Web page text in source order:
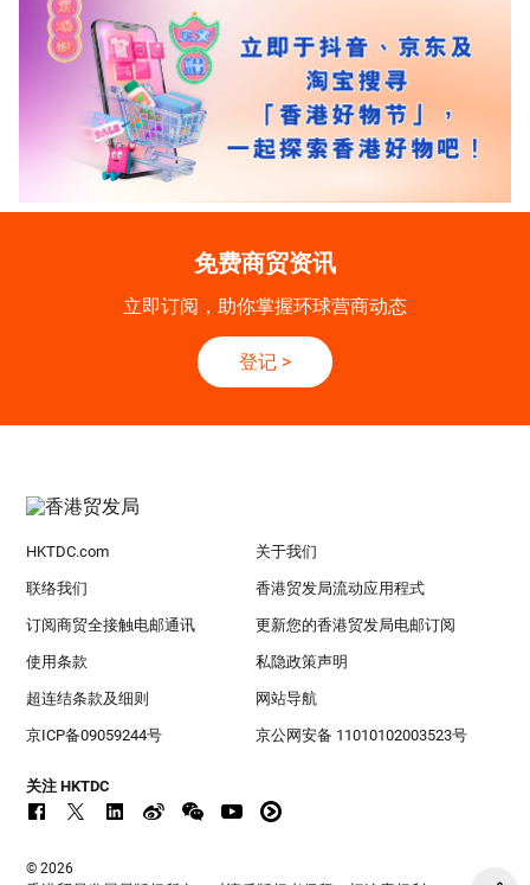
免费商贸资讯
立即订阅，助你掌握环球营商动态
登记 >
HKTDC.com 关于我们
联络我们 香港贸发局流动应用程式
订阅商贸全接触电邮通讯 更新您的香港贸发局电邮订阅
使用条款 私隐政策声明
超连结条款及细则 网站导航
京ICP备09059244号 京公网安备 11010102003523号
关注 HKTDC
© 2026